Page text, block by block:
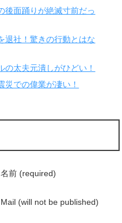
後面踊りが絶滅寸前だっ
退社！驚きの行動とはな
太夫元潰しがひどい！
災での偉業が凄い！
名前 (required)
Mail (will not be published)